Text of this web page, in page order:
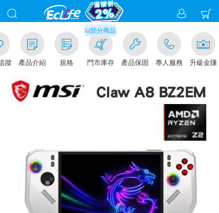
蹤 產品介紹 規格
滿千元門市取貨現折1%(部分商品不適用)-請點我看
門市庫存 產品保固 專人服務 升級金賺